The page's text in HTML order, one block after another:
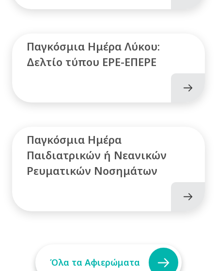
Παγκόσμια Ημέρα Λύκου:
Δελτίο τύπου ΕΡΕ-ΕΠΕΡΕ
Παγκόσμια Ημέρα
Παιδιατρικών ή Νεανικών
Ρευματικών Νοσημάτων
Όλα τα Αφιερώματα